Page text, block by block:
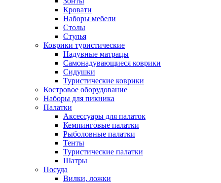
Кровати
Наборы мебели
Столы
Стулья
Коврики туристические
Надувные матрацы
Самонадувающиеся коврики
Сидушки
Туристические коврики
Костровое оборудование
Наборы для пикника
Палатки
Аксессуары для палаток
Кемпинговые палатки
Рыболовные палатки
Тенты
Туристические палатки
Шатры
Посуда
Вилки, ложки